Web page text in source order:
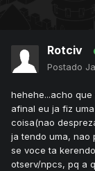
Rotciv
Postado
hehehe...acho
afinal eu ja fiz
coisa(nao
ja tendo uma, nao
se voce ta
otserv/npcs, pq a